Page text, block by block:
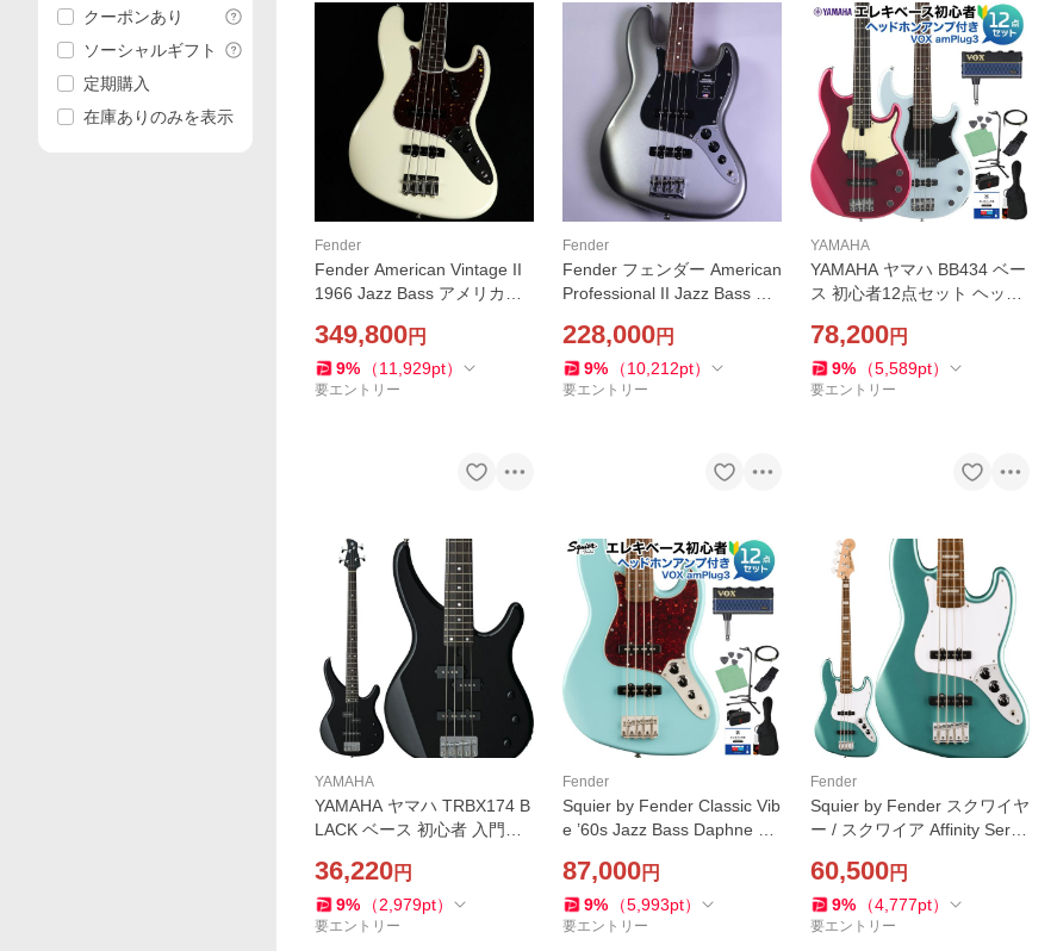
Fender
Fender American Vintage II
1966 Jazz Bass アメリカン
スチョイ傷未展示品
349,800円
9% （11,929pt）
要エントリー
Fender
Fender フェンダー American
Professional II Jazz Bass Me
ショナル2 ジャズベース アウ
トレット
228,000円
9% （10,212pt）
要エントリー
YAMAHA
YAMAHA ヤマハ BB434 ベー
ス 初心者12点セット ヘッド
Metallic BB400 Series
78,200円
9% （5,589pt）
要エントリー
YAMAHA
YAMAHA ヤマハ TRBX174 B
LACK ベース 初心者 入門モ
定販売
36,220円
9% （2,979pt）
要エントリー
Fender
Squier by Fender Classic Vib
e ’60s Jazz Bass Daphne Blu
87,000円
9% （5,993pt）
要エントリー
Fender
Squier by Fender スクワイヤ
ー / スクワイア Affinity Serie
a Foam Green エレキベース
ジャズベース
60,500円
9% （4,777pt）
要エントリー
クーポンあり
ソーシャルギフト
定期購入
在庫ありのみを表示